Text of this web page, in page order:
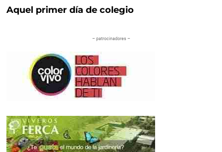
Aquel primer día de colegio
– patrocinadores –